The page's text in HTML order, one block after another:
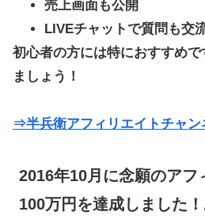
売上画面も公開
LIVEチャットで質問も交
初心者の方には特におすすめ
ましょう！
⇒半兵衛アフィリエイトチャン
2016年10月に念願のアフ
100万円を達成しました